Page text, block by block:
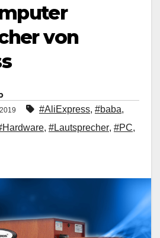
von
#AliExpress, #baba,
, #Lautsprecher, #PC,